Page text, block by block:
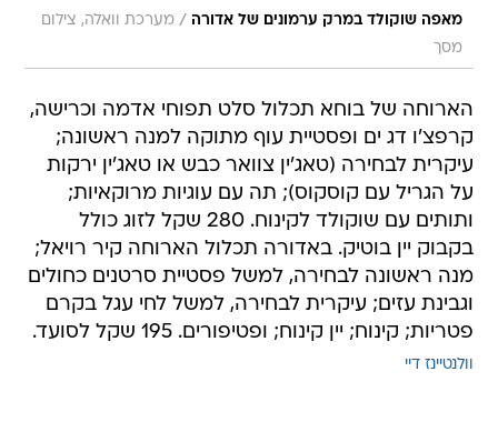
מאפה שוקולד במרק ערמונים של אדורה / מערכת וואלה, צילום
מסך
הארוחה של בוחא תכלול סלט תפוחי אדמה וכרישה,
קרפצ'ו דג ים ופסטיית עוף מתוקה למנה ראשונה;
עיקרית לבחירה (טאג'ין צוואר כבש או טאג'ין ירקות
על הגריל עם קוסקוס); תה עם עוגיות מרוקאיות;
ותותים עם שוקולד לקינוח. 280 שקל לזוג כולל
בקבוק יין בוטיק. באדורה תכלול הארוחה קיר רויאל;
מנה ראשונה לבחירה, למשל פסטיית סרטנים כחולים
וגבינת עזים; עיקרית לבחירה, למשל לחי עגל בקרם
פטריות; קינוח; יין קינוח; ופטיפורים. 195 שקל לסועד.
וולנטיינז דיי